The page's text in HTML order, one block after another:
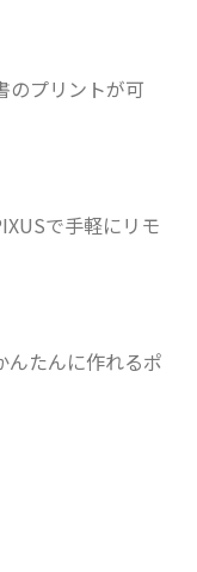
のプリントが可
で手軽にリモ
んたんに作れるポ